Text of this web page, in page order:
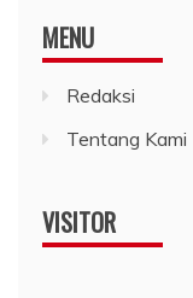
MENU
Redaksi
Tentang Kami
VISITOR